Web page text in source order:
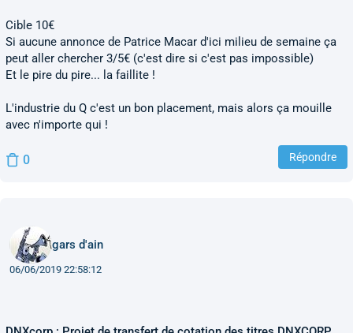
Cible 10€
Si aucune annonce de Patrice Macar d'ici milieu de semaine ça
peut aller chercher 3/5€ (c'est dire si c'est pas impossible)
Et le pire du pire... la faillite !
L'industrie du Q c'est un bon placement, mais alors ça mouille
avec n'importe qui !
0 Répondre
gars d'ain
06/06/2019 22:58:12